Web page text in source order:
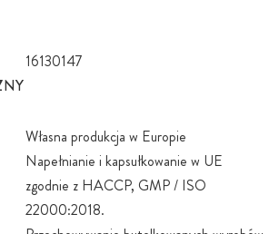
16130147
Własna produkcja w Europie
Napełnianie i kapsułkowanie w UE
zgodnie z HACCP, GMP / ISO
22000:2018.